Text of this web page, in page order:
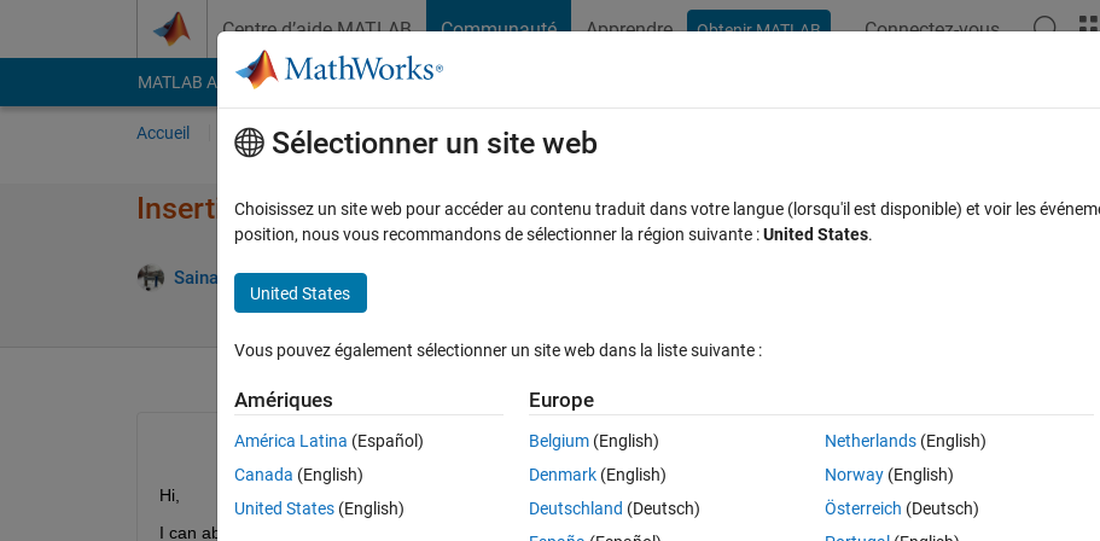
Centre d’aide MATLAB Communauté Apprendre Obtenir MATLAB Connectez-vous
MATLAB Answers File Exchange Cody
Accueil Poser une question Parcourir
Inserting uicontrols in uitable with out using GUIDE
Sainath 23 Nov 2011
Hi,
I can able to insert uicontrols in uitable but unable to write data in that control with is inserted in uitable using html coding...
Sélectionner un site web
Choisissez un site web pour accéder au contenu traduit dans votre langue (lorsqu'il est disponible) et voir les
position, nous vous recommandons de sélectionner la région suivante :United States.
United States
Vous pouvez également sélectionner un site web dans la liste suivante :
Amériques
América Latina (Español)
Canada (English)
United States (English)
Europe
Belgium (English)
Denmark (English)
Deutschland (Deutsch)
Netherlands(English)
Norway(English)
Österreich (Deutsch)